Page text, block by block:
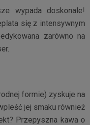
wypada doskonale!
się z intensywnym
zarówno na
formie) zyskuje na
jej smaku również
Przepyszna kawa o